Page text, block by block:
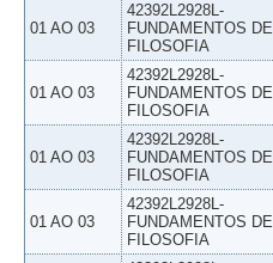
01 AO 03
42392L2928L-
FUNDAMENTOS DE
FILOSOFIA
01 AO 03
42392L2928L-
FUNDAMENTOS DE
FILOSOFIA
01 AO 03
42392L2928L-
FUNDAMENTOS DE
FILOSOFIA
01 AO 03
42392L2928L-
FUNDAMENTOS DE
FILOSOFIA